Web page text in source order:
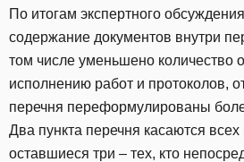
По итогам экспертного
содержание документов внутри
том числе уменьшено количество
исполнению работ и протоколов,
перечня переформулированы
Два пункта перечня касаются всех
оставшиеся три – тех, кто